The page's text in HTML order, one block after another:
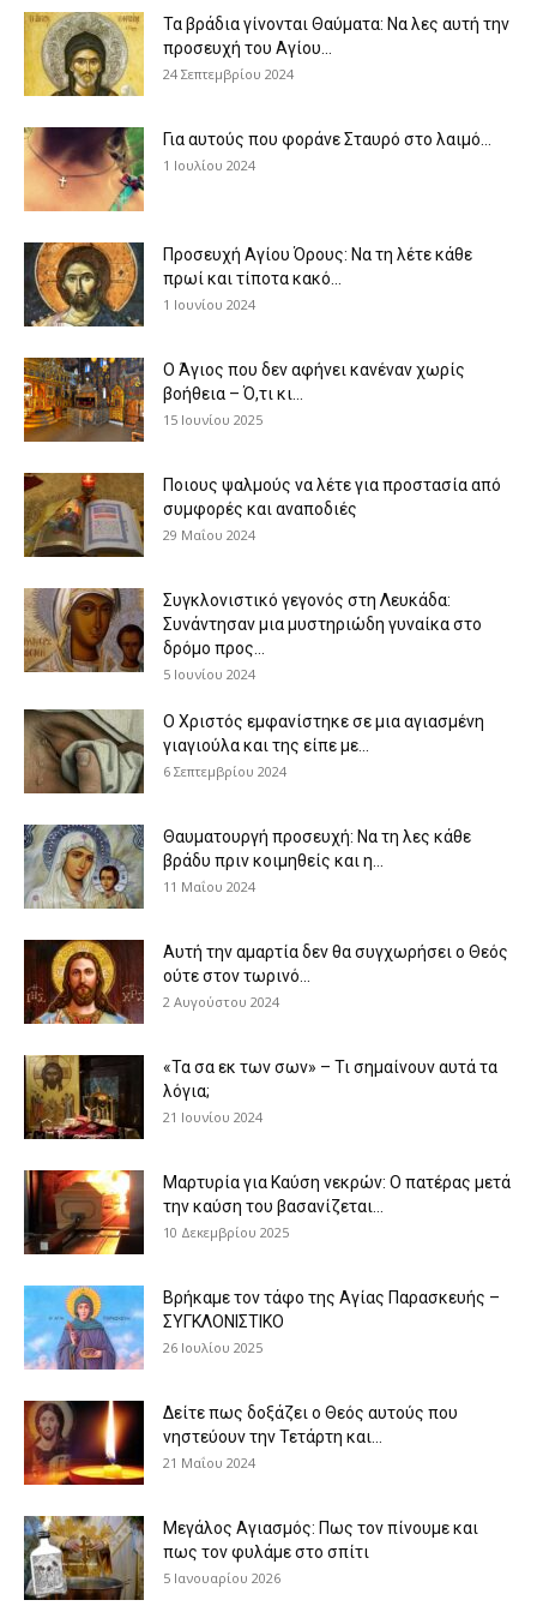
Τα βράδια γίνονται Θαύματα: Να λες αυτή την
προσευχή του Αγίου...
24 Σεπτεμβρίου 2024
Για αυτούς που φοράνε Σταυρό στο λαιμό…
1 Ιουλίου 2024
Προσευχή Αγίου Όρους: Να τη λέτε κάθε
πρωί και τίποτα κακό...
1 Ιουνίου 2024
Ο Άγιος που δεν αφήνει κανέναν χωρίς
βοήθεια – Ό,τι κι...
15 Ιουνίου 2025
Ποιους ψαλμούς να λέτε για προστασία από
συμφορές και αναποδιές
29 Μαΐου 2024
Συγκλονιστικό γεγονός στη Λευκάδα:
Συνάντησαν μια μυστηριώδη γυναίκα στο
δρόμο προς...
5 Ιουνίου 2024
Ο Χριστός εμφανίστηκε σε μια αγιασμένη
γιαγιούλα και της είπε με...
6 Σεπτεμβρίου 2024
Θαυματουργή προσευχή: Να τη λες κάθε
βράδυ πριν κοιμηθείς και η...
11 Μαΐου 2024
Αυτή την αμαρτία δεν θα συγχωρήσει ο Θεός
ούτε στον τωρινό...
2 Αυγούστου 2024
«Τα σα εκ των σων» – Τι σημαίνουν αυτά τα
λόγια;
21 Ιουνίου 2024
Μαρτυρία για Καύση νεκρών: Ο πατέρας μετά
την καύση του βασανίζεται...
10 Δεκεμβρίου 2025
Βρήκαμε τον τάφο της Αγίας Παρασκευής –
ΣΥΓΚΛΟΝΙΣΤΙΚΟ
26 Ιουλίου 2025
Δείτε πως δοξάζει ο Θεός αυτούς που
νηστεύουν την Τετάρτη και...
21 Μαΐου 2024
Μεγάλος Αγιασμός: Πως τον πίνουμε και
πως τον φυλάμε στο σπίτι
5 Ιανουαρίου 2026